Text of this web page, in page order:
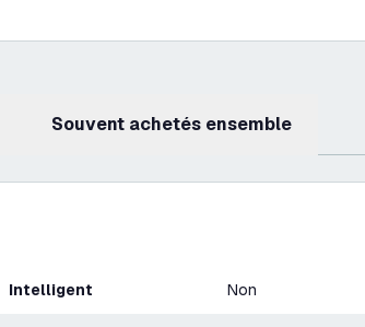
Souvent achetés ensemble
Intelligent Non